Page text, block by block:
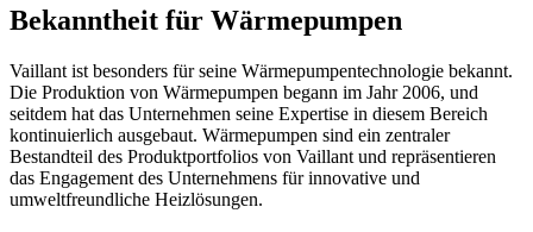
Bekanntheit für Wärmepumpen
Vaillant ist besonders für seine Wärmepumpentechnologie bekannt.
Die Produktion von Wärmepumpen begann im Jahr 2006, und
seitdem hat das Unternehmen seine Expertise in diesem Bereich
kontinuierlich ausgebaut. Wärmepumpen sind ein zentraler
Bestandteil des Produktportfolios von Vaillant und repräsentieren
das Engagement des Unternehmens für innovative und
umweltfreundliche Heizlösungen.